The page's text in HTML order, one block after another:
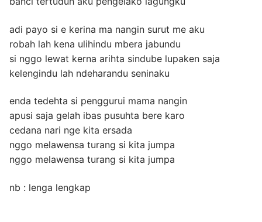
adi payo si e kerina ma nangin surut me aku
robah lah kena ulihindu mbera jabundu
si nggo lewat kerna arihta sindube lupaken saja
kelengindu lah ndeharandu seninaku
enda tedehta si penggurui mama nangin
apusi saja gelah ibas pusuhta bere karo
cedana nari nge kita ersada
nggo melawensa turang si kita jumpa
nggo melawensa turang si kita jumpa
nb : lenga lengkap